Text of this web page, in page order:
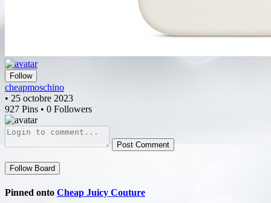
Follow
cheapmoschino
• 25 octobre 2023
927 Pins • 0 Followers
Post Comment
Follow Board
Pinned onto Cheap Juicy Couture